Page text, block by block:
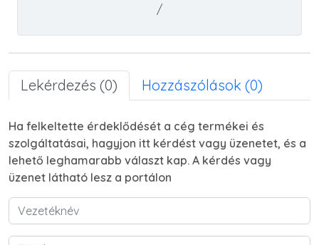
/
Lekérdezés (0) Hozzászólások (0)
Ha felkeltette érdeklődését a cég termékei és
szolgáltatásai, hagyjon itt kérdést vagy üzenetet, és a
lehető leghamarabb választ kap. A kérdés vagy
üzenet látható lesz a portálon